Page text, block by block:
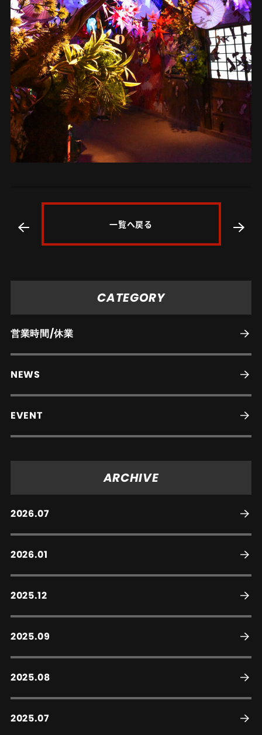
一覧へ戻る
CATEGORY
営業時間/休業
NEWS
EVENT
ARCHIVE
2026.07
2026.01
2025.12
2025.09
2025.08
2025.07